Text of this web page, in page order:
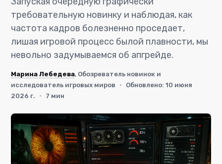
требовательную новинку и наблюдая, как
частота кадров болезненно проседает,
лишая игровой процесс былой плавности, мы
невольно задумываемся об апгрейде.
Марина Лебедева, Обозреватель новинок и
исследователь игровых миров
·
Обновлено: 10 июня
2026 г.
· 7 мин